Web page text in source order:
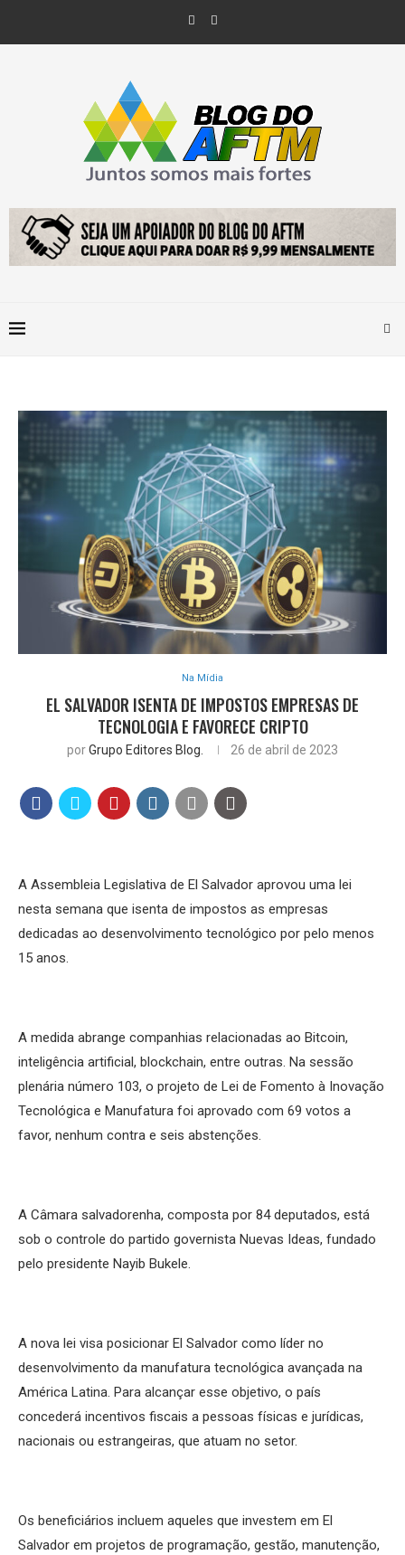
Na Mídia
EL SALVADOR ISENTA DE IMPOSTOS EMPRESAS DE
TECNOLOGIA E FAVORECE CRIPTO
porGrupo Editores Blog. 26 de abril de 2023
A Assembleia Legislativa de El Salvador aprovou uma lei
nesta semana que isenta de impostos as empresas
dedicadas ao desenvolvimento tecnológico por pelo menos
15 anos.
A medida abrange companhias relacionadas ao Bitcoin,
inteligência artificial, blockchain, entre outras. Na sessão
plenária número 103, o projeto de Lei de Fomento à Inovação
Tecnológica e Manufatura foi aprovado com 69 votos a
favor, nenhum contra e seis abstenções.
A Câmara salvadorenha, composta por 84 deputados, está
sob o controle do partido governista Nuevas Ideas, fundado
pelo presidente Nayib Bukele.
A nova lei visa posicionar El Salvador como líder no
desenvolvimento da manufatura tecnológica avançada na
América Latina. Para alcançar esse objetivo, o país
concederá incentivos fiscais a pessoas físicas e jurídicas,
nacionais ou estrangeiras, que atuam no setor.
Os beneficiários incluem aqueles que investem em El
Salvador em projetos de programação, gestão, manutenção,